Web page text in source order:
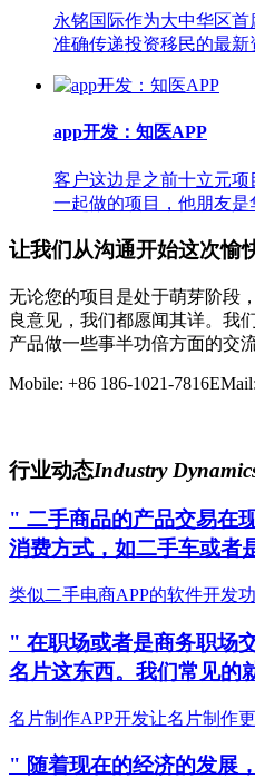
永铭国际作为大中华区
准确传递投资移民的最新
app开发：知医APP
客户这边是之前十立元
一起做的项目，他朋友是
让我们从沟通开始这次愉
无论您的项目是处于萌芽阶段
良意见，我们都愿闻其详。我
产品做一些事半功倍方面的交流
Mobile: +86 186-1021-7816
行业动态Industry
" 二手商品的产品交易在
消费方式，如二手车或者
类似二手电商APP的软件开发
" 在职场或者是商务职场
名片这东西。我们常见的
名片制作APP开发让名片制作
" 随着现在的经济的发展